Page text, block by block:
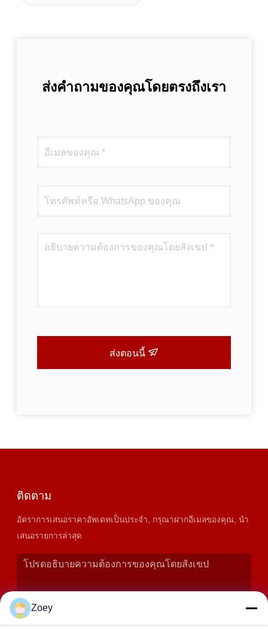
ส่งคำถามของคุณโดยตรงถึงเรา
ส่งตอนนี้
ติดตาม
อัตราการเสนอราคาอัพเดทเป็นประจํา, กรุณาฝากอีเมลของคุณ, นํา
เสนอรายการล่าสุด
Zoey